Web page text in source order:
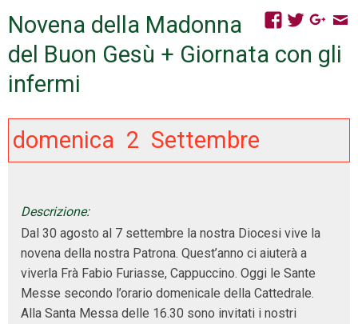
Novena della Madonna
del Buon Gesù + Giornata con gli
infermi
domenica 2 Settembre
Descrizione:
Dal 30 agosto al 7 settembre la nostra Diocesi vive la
novena della nostra Patrona. Quest’anno ci aiuterà a
viverla Frà Fabio Furiasse, Cappuccino. Oggi le Sante
Messe secondo l’orario domenicale della Cattedrale.
Alla Santa Messa delle 16.30 sono invitati i nostri